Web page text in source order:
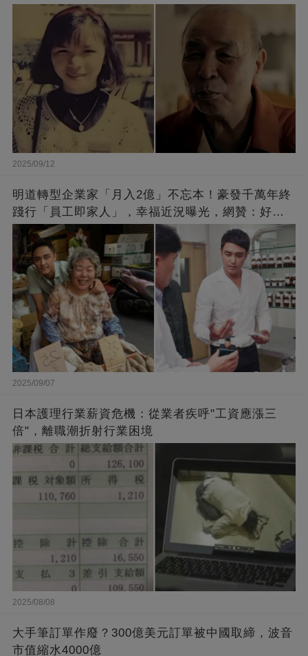
崩：真正的英雄不該被遺忘
2025/09/12
明道轉型企業家「月入2億」不忘本！豪發千萬年終
踐行「員工即家人」，幸福近況曝光，網贊：好老
闆的福報
2025/09/07
日本護理行業薪資危機：從業者疾呼"工資應漲三
倍"，離職潮折射行業困境
2025/08/08
大手筆訂單作廢？300億美元訂單被中國取締，波音
市值縮水4000億